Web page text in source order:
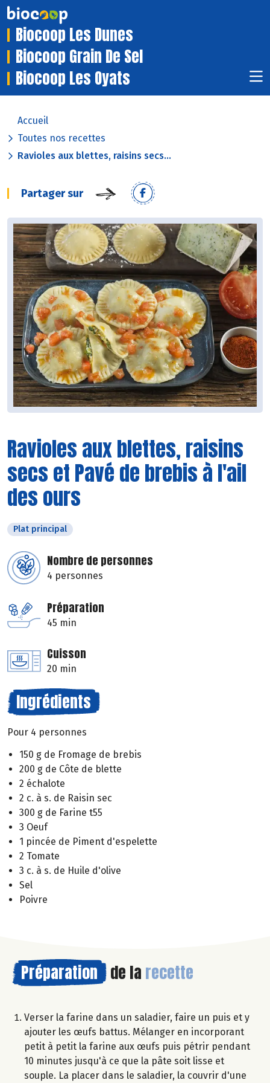
Biocoop Les Dunes
Biocoop Grain De Sel
Biocoop Les Oyats
Accueil
Toutes nos recettes
Ravioles aux blettes, raisins secs...
Partager sur
Ravioles aux blettes, raisins
secs et Pavé de brebis à l'ail
des ours
Plat principal
Nombre de personnes
4 personnes
Préparation
45 min
Cuisson
20 min
Ingrédients
Pour 4 personnes
150 g de Fromage de brebis
200 g de Côte de blette
2 échalote
2 c. à s. de Raisin sec
300 g de Farine t55
3 Oeuf
1 pincée de Piment d'espelette
2 Tomate
3 c. à s. de Huile d'olive
Sel
Poivre
Préparation de la recette
Verser la farine dans un saladier, faire un puis et y
ajouter les œufs battus. Mélanger en incorporant
petit à petit la farine aux œufs puis pétrir pendant
10 minutes jusqu'à ce que la pâte soit lisse et
souple. La placer dans le saladier, la couvrir d'une